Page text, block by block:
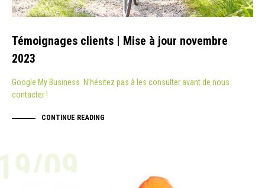
Témoignages clients | Mise à jour novembre
2023
Google My Business N’hésitez pas à les consulter avant de nous
contacter !
CONTINUE READING
09